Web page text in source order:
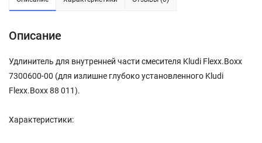
Описание
Удлинитель для внутренней части смесителя Kludi Flexx.Boxx
7300600-00 (для излишне глубоко установленного Kludi
Flexx.Boxx 88 011).
Характеристики: